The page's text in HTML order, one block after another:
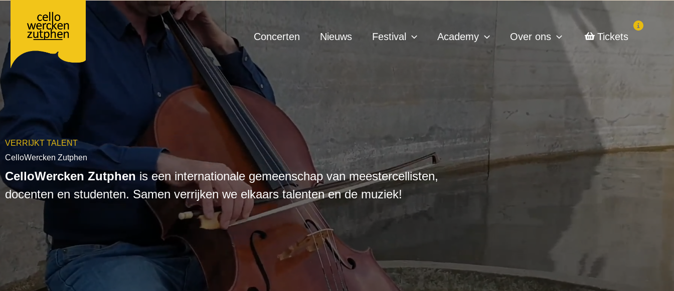
inhoud
Concerten Nieuws Festival Academy Over ons Tickets
VERRIJKT TALENT
CelloWercken Zutphen
CelloWercken Zutphen is een internationale gemeenschap van meestercellisten,
docenten en studenten. Samen verrijken we elkaars talenten en de muziek!